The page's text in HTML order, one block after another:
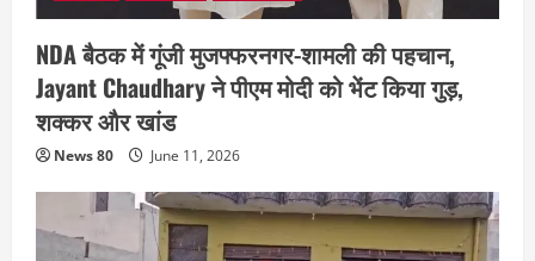
NDA बैठक में गूंजी मुजफ्फरनगर-शामली की पहचान,
Jayant Chaudhary ने पीएम मोदी को भेंट किया गुड़,
शक्कर और खांड
News 80 June 11, 2026